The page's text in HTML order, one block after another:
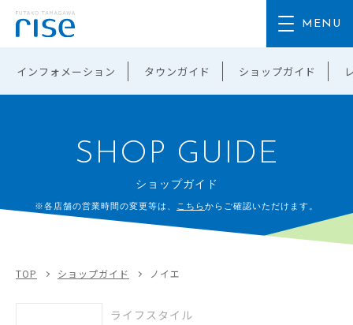
インフォメーション タウンガイド ショップガイド
SHOP GUIDE
ショップガイド
※各店舗の営業時間の変更等は、 こちらからご確認いただけます。
TOP ショップガイド ノイエ
ライフスタイル